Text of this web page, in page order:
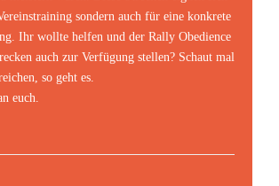
sondern auch für eine konkrete
Ihr wollte helfen und der Rally Obedience
auch zur Verfügung stellen? Schaut mal
, so geht es.
euch.